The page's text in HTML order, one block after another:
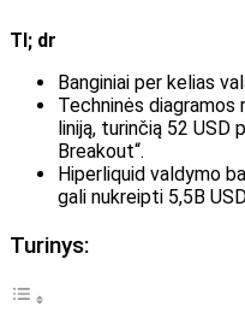
Tl; dr
Banginiai per kelias
Techninės
liniją, turinčią 52 USD
Breakout“.
Hiperliquid valdymo
gali nukreipti 5,5B
Turinys: